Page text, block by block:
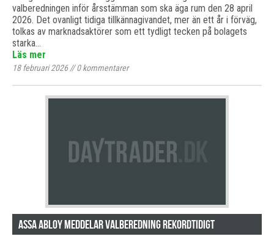
valberedningen inför årsstämman som ska äga rum den 28 april
2026. Det ovanligt tidiga tillkännagivandet, mer än ett år i förväg,
tolkas av marknadsaktörer som ett tydligt tecken på bolagets
starka…
Läs mer
18 februari 2026//0kommentarer
Assa Abloy meddelar valberedning rekordtidigt